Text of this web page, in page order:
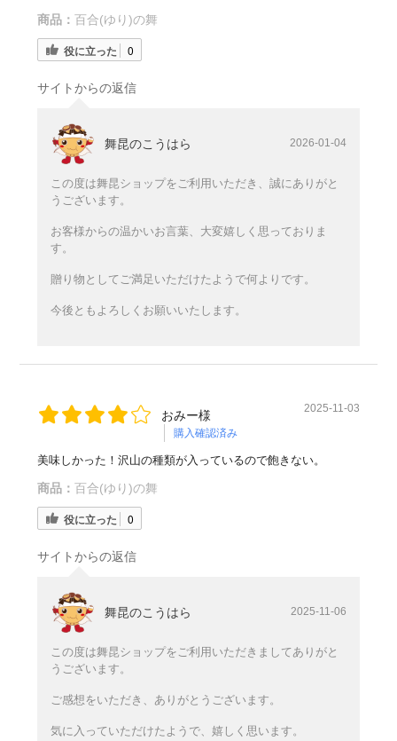
商品： 百合(ゆり)の舞
役に立った 0
サイトからの返信
舞昆のこうはら 2026-01-04
この度は舞昆ショップをご利用いただき、誠にありがと
うございます。
お客様からの温かいお言葉、大変嬉しく思っておりま
す。
贈り物としてご満足いただけたようで何よりです。
今後ともよろしくお願いいたします。
おみー様
購入確認済み
2025-11-03
美味しかった！沢山の種類が入っているので飽きない。
商品： 百合(ゆり)の舞
役に立った 0
サイトからの返信
舞昆のこうはら 2025-11-06
この度は舞昆ショップをご利用いただきましてありがと
うございます。
ご感想をいただき、ありがとうございます。
気に入っていただけたようで、嬉しく思います。